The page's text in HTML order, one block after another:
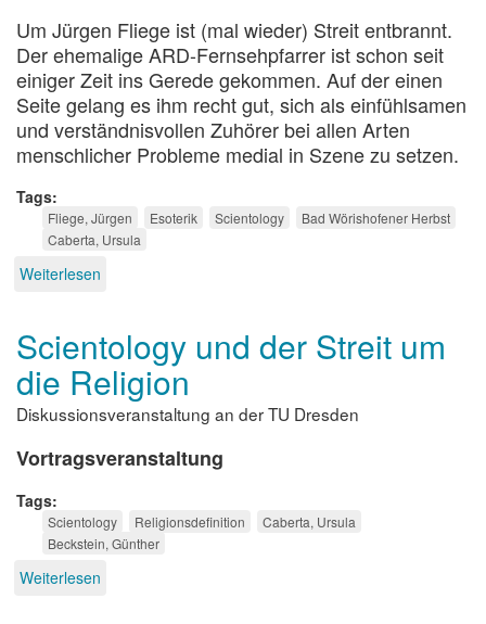
Um Jürgen Fliege ist (mal wieder) Streit entbrannt.
Der ehemalige ARD-Fernsehpfarrer ist schon seit
einiger Zeit ins Gerede gekommen. Auf der einen
Seite gelang es ihm recht gut, sich als einfühlsamen
und verständnisvollen Zuhörer bei allen Arten
menschlicher Probleme medial in Szene zu setzen.
Tags
Fliege, Jürgen Esoterik Scientology
Bad Wörishofener Herbst
Caberta, Ursula
Weiterlesen
gut
auf
mich
auf
...
Scientology und der Streit um
die Religion
Diskussionsveranstaltung an der TU Dresden
Vortragsveranstaltung
Tags
Scientology Religionsdefinition
Caberta, Ursula
Beckstein, Günther
Weiterlesen